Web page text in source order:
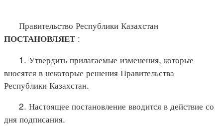
Правительство Республики Казахстан
ПОСТАНОВЛЯЕТ :
1. Утвердить прилагаемые изменения, которые
вносятся в некоторые решения Правительства
Республики Казахстан.
2. Настоящее постановление вводится в действие со
дня подписания.